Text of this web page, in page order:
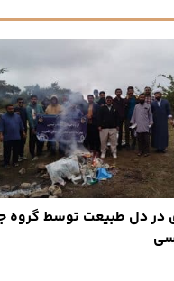
در دل طبیعت توسط گروه